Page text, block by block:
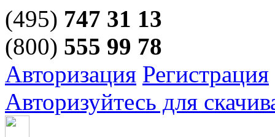
(495) 747 31 13
(800) 555 99 78
Авторизация Регистрация
Авторизуйтесь для